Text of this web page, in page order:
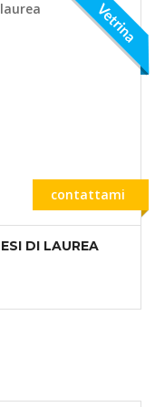
Vetrina
contattami
DI LAUREA